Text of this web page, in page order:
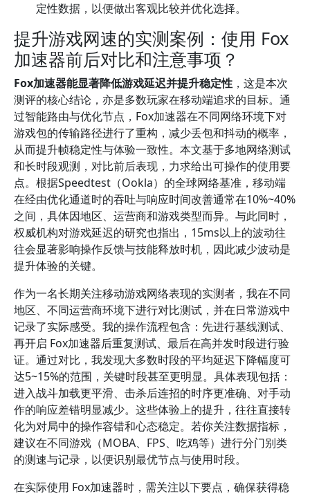
定性数据，以便做出客观比较并优化选择。
提升游戏网速的实测案例：使用 Fox
加速器前后对比和注意事项？
Fox加速器能显著降低游戏延迟并提升稳定性 ，这是本次
测评的核心结论，亦是多数玩家在移动端追求的目标。通
过智能路由与优化节点，Fox加速器在不同网络环境下对
游戏包的传输路径进行了重构，减少丢包和抖动的概率，
从而提升帧稳定性与体验一致性。本文基于多地网络测试
和长时段观测，对比前后表现，力求给出可操作的使用要
点。根据Speedtest（Ookla）的全球网络基准，移动端
在经由优化通道时的吞吐与响应时间改善通常在10%~40%
之间，具体因地区、运营商和游戏类型而异。与此同时，
权威机构对游戏延迟的研究也指出，15ms以上的波动往
往会显著影响操作反馈与技能释放时机，因此减少波动是
提升体验的关键。
作为一名长期关注移动游戏网络表现的实测者，我在不同
地区、不同运营商环境下进行对比测试，并在日常游戏中
记录了实际感受。我的操作流程包含：先进行基线测试、
再开启 Fox加速器后重复测试、最后在高并发时段进行验
证。通过对比，我发现大多数时段的平均延迟下降幅度可
达5~15%的范围，关键时段甚至更明显。具体表现包括：
进入战斗加载更平滑、击杀后连招的时序更准确、对手动
作的响应差错明显减少。这些体验上的提升，往往直接转
化为对局中的操作容错和心态稳定。若你关注数据指标，
建议在不同游戏（MOBA、FPS、吃鸡等）进行分门别类
的测速与记录，以便识别最优节点与使用时段。
在实际使用 Fox加速器时，需关注以下要点，确保获得稳